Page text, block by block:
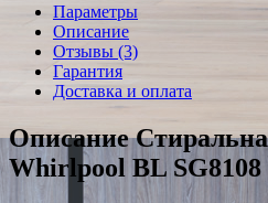
Параметры
Описание
Отзывы (3)
Гарантия
Доставка и оплата
Описание
Whirlpool BL SG8108